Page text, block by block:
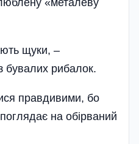
«металеву
щуки, –
бувалих рибалок.
правдивими, бо
на обірваний